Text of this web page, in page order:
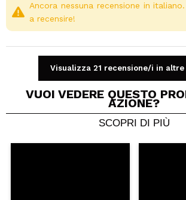
Condividi un video o una
Il tuo video potrebbe essere il primo.
Ancora nessuna recensione in
a recensire!
Visualizza 21 recensione/i in altre
VUOI VEDERE QUESTO
AZIONE?
SCOPRI DI PIÙ